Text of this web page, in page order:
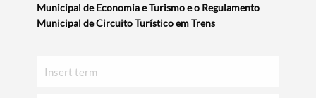
Municipal de Economia e Turismo e o Regulamento
Municipal de Circuito Turístico em Trens